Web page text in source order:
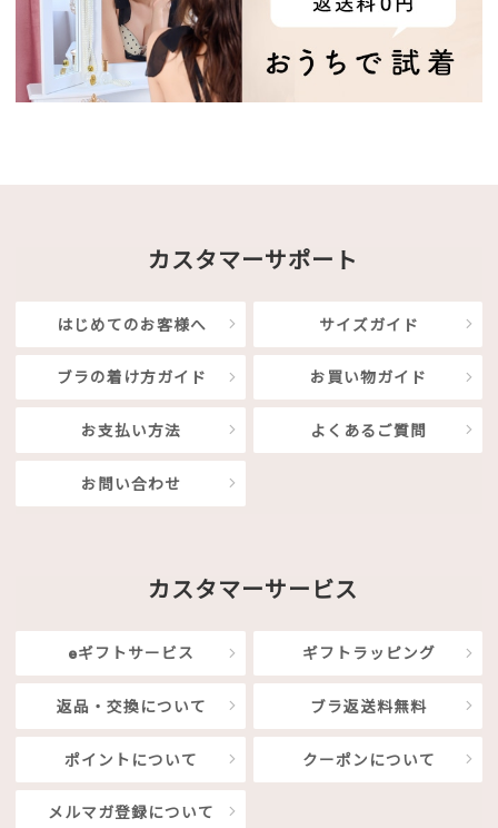
カスタマーサポート
はじめてのお客様へ サイズガイド
ブラの着け方ガイド お買い物ガイド
お支払い方法 よくあるご質問
お問い合わせ
カスタマーサービス
eギフトサービス ギフトラッピング
返品・交換について ブラ返送料無料
ポイントについて クーポンについて
メルマガ登録について